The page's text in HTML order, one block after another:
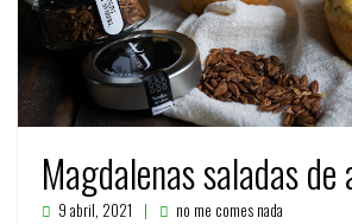
Magdalenas saladas de
9 abril, 2021 no me comes nada